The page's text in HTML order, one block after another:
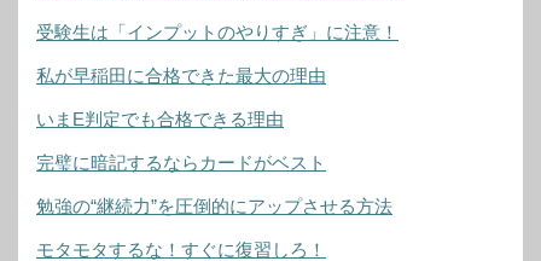
受験生は「インプットのやりすぎ」に注意！
私が早稲田に合格できた最大の理由
いまE判定でも合格できる理由
完璧に暗記するならカードがベスト
勉強の“継続力”を圧倒的にアップさせる方法
モタモタするな！すぐに復習しろ！